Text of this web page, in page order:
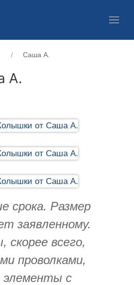
Саша А.
А.
срока. Размер
заявленному.
скорее всего,
проволками,
элементы с